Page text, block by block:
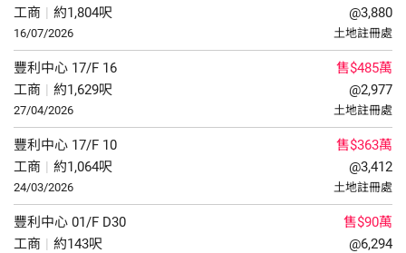
工商 | 約1,804呎
16/07/2026
@3,880
土地註冊處
豐利中心 17/F 16
工商 | 約1,629呎
27/04/2026
售$485萬
@2,977
土地註冊處
豐利中心 17/F 10
工商 | 約1,064呎
24/03/2026
售$363萬
@3,412
土地註冊處
豐利中心 01/F D30
工商 | 約143呎
售$90萬
@6,294